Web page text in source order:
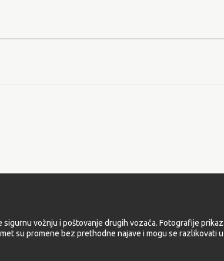
vožnju i poštovanje drugih vozača. Fotografije
su promene bez prethodne najave i mogu se razlikovati